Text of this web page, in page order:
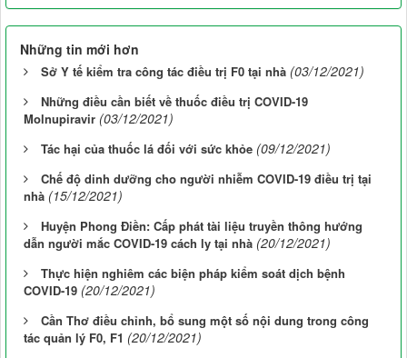
Những tin mới hơn
Sở Y tế kiểm tra công tác điều trị F0 tại nhà (03/12/2021)
Những điều cần biết về thuốc điều trị COVID-19
Molnupiravir (03/12/2021)
Tác hại của thuốc lá đối với sức khỏe (09/12/2021)
Chế độ dinh dưỡng cho người nhiễm COVID-19 điều trị tại
nhà (15/12/2021)
Huyện Phong Điền: Cấp phát tài liệu truyền thông hướng
dẫn người mắc COVID-19 cách ly tại nhà (20/12/2021)
Thực hiện nghiêm các biện pháp kiểm soát dịch bệnh
COVID-19 (20/12/2021)
Cần Thơ điều chỉnh, bổ sung một số nội dung trong công
tác quản lý F0, F1 (20/12/2021)